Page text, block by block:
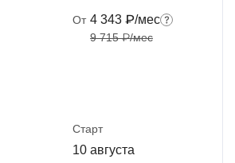
От 4 343 ₽/мес
9 715 ₽/мес
Старт
10 августа